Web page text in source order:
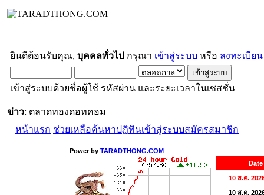
ยินดีต้อนรับคุณ, บุคคลทั่วไป กรุณา เข้าสู่ระบบ หรือ ลงทะเบียน
เข้าสู่ระบบด้วยชื่อผู้ใช้ รหัสผ่าน และระยะเวลาในเซสชั่น
ข่าว: ตลาดทองดอทคอม
หน้าแรก ช่วยเหลือค้นหาปฏิทินเข้าสู่ระบบสมัครสมาชิก